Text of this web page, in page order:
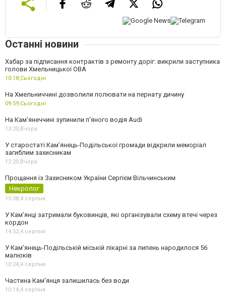
Останні новини
Хабар за підписання контрактів з ремонту доріг: викрили заступника
голови Хмельницької ОВА
10:18,Сьогодні
На Хмельниччині дозволили полювати на пернату дичину
09:59,Сьогодні
На Камʼянеччині зупинили п'яного водія Audi
13:20,Вчора
У старостаті Кам’янець-Подільської громади відкрили меморіал
загиблим захисникам
12:20,Вчора
Прощання із Захисником України Сергієм Вільчинським
Некролог
15:08,4 серпня
У Кам’янці затримали буковинців, які організували схему втечі через
кордон
14:52,4 серпня
У Кам’янець-Подільській міській лікарні за липень народилося 56
малюків
10:24,4 серпня
Частина Кам'янця залишилась без води
10:14,4 серпня